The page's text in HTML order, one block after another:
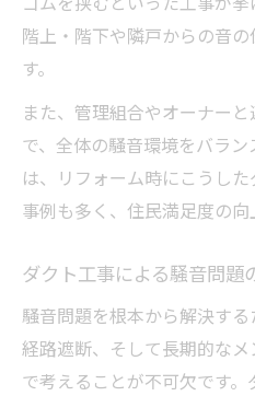
階上・階下や隣戸からの音
す。
また、管理組合やオーナー
で、全体の騒音環境をバラ
は、リフォーム時にこうし
事例も多く、住民満足度の向
ダクト工事による騒音問題
騒音問題を根本から解決す
経路遮断、そして長期的な
で考えることが不可欠です